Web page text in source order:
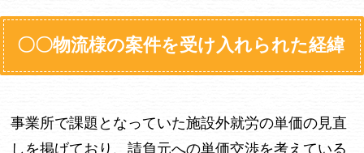
〇〇物流様の案件を受け入れられた経緯
事業所で課題となっていた施設外就労の単価の見直
しを掲げており、請負元への単価交渉を考えている